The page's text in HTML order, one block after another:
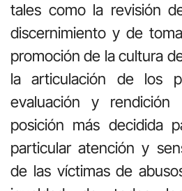
tales como la revisión
discernimiento y de
promoción de la cultura
la articulación de los
evaluación y
posición más decidida
particular atención y
de las víctimas de